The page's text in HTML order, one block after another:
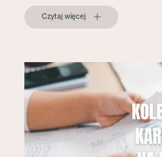
Czytaj więcej